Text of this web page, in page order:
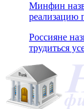
Минфин
реализацию
Россияне
трудиться